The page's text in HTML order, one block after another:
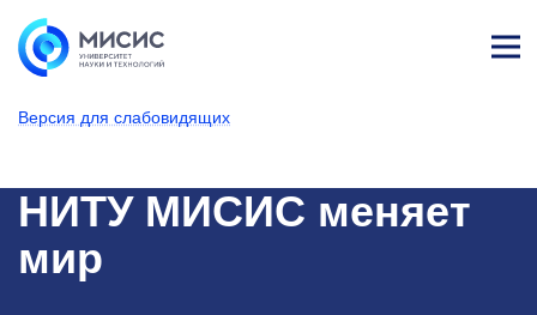
Версия для слабовидящих
т
НИТУ МИСИС меняет
мир